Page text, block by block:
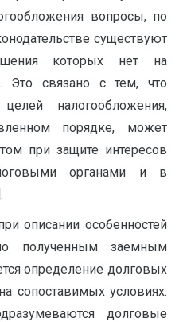
вопросы, по
существуют
которых нет на
Это связано с тем, что
налогообложения,
порядке, может
при защите интересов
органами и в
описании особенностей
полученным заемным
определение долговых
сопостави­мых условиях.
долговые